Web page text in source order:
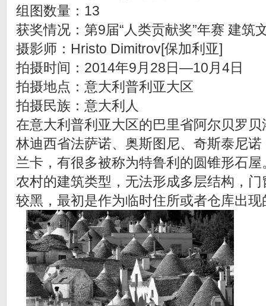
组图数量：13
获奖情况：第9届“人类贡献奖”年赛 建筑
摄影师：Hristo Dimitrov[保加利亚]
拍摄时间：2014年9月28日—10月4日
拍摄地点：意大利普利亚大区
拍摄民族：意大利人
在意大利普利亚大区的巴里省阿尔贝罗
林迪西省法萨诺、奥斯图尼、奇斯泰尼
兰卡，有很多被称为特鲁利的圆锥形石
农村的建筑类型，无法形成多层结构，
较黑，最初是作为临时住所或者仓库出现